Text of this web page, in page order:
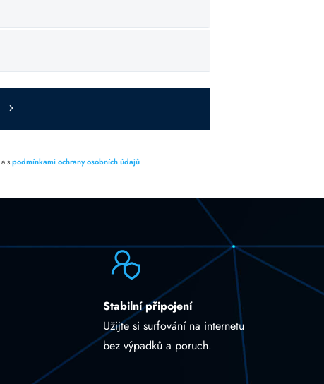
a spodmínkami ochrany osobních údajů
Stabilní připojení
Užijte si surfování na internetu
bez výpadků a poruch.